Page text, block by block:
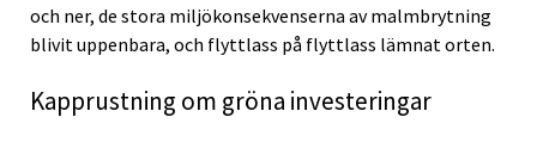
och ner, de stora miljökonsekvenserna av malmbrytning
blivit uppenbara, och flyttlass på flyttlass lämnat orten.
Kapprustning om gröna investeringar